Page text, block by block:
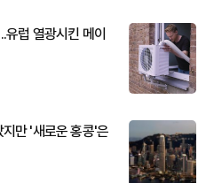
럽 열광시킨 메이
만 '새로운 홍콩'은